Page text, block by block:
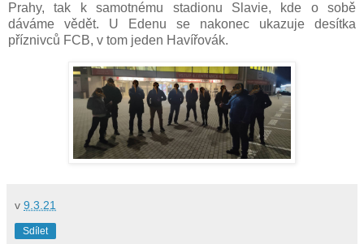
Prahy, tak k samotnému stadionu Slavie, kde o sobě
dáváme vědět. U Edenu se nakonec ukazuje desítka
příznivců FCB, v tom jeden Havířovák.
v 9.3.21
Sdílet